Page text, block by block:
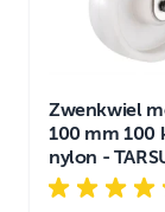
Zwenkwiel
100 mm 100
nylon -